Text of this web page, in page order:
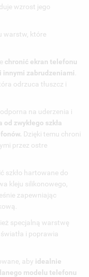
wzrost jego
warstw, które
chronić ekran telefonu
innymi zabrudzeniami
odrzuca tłuszcz i
na uderzenia i
zwykłego szkła
Dzięki temu chroni
przez ostre
szkło hartowane do
kleju silikonowego,
zapewniając
specjalną warstwę
i poprawia
aby idealnie
modelu telefonu